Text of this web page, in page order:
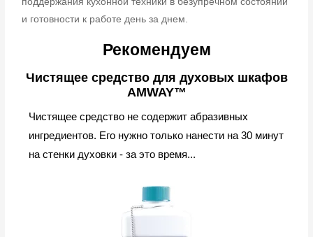
и готовности к работе день за днем.
Рекомендуем
Чистящее средство для духовых шкафов
AMWAY™
Чистящее средство не содержит абразивных
ингредиентов. Его нужно только нанести на 30 минут
на стенки духовки - за это время...